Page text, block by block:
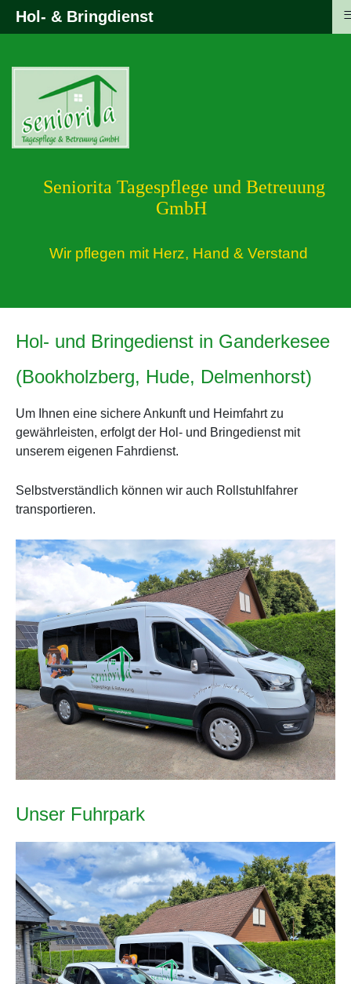
Seniorita Tagespflege und Betreuung
GmbH
Wir pflegen mit Herz, Hand & Verstand
Hol- und Bringedienst in Ganderkesee
(Bookholzberg, Hude, Delmenhorst)
Um Ihnen eine sichere Ankunft und Heimfahrt zu
gewährleisten, erfolgt der Hol- und Bringedienst mit
unserem eigenen Fahrdienst.
Selbstverständlich können wir auch Rollstuhlfahrer
transportieren.
Unser Fuhrpark
Hol- & Bringdienst